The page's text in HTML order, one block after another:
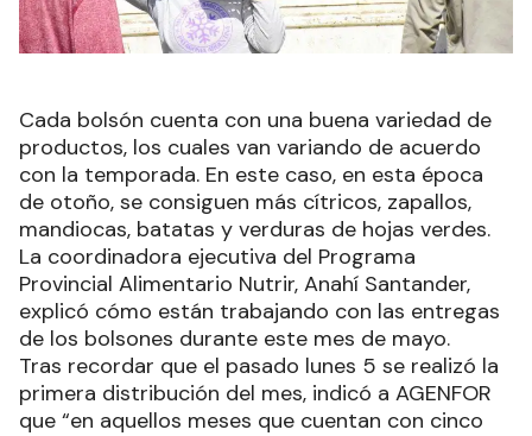
Cada bolsón cuenta con una buena variedad de
productos, los cuales van variando de acuerdo
con la temporada. En este caso, en esta época
de otoño, se consiguen más cítricos, zapallos,
mandiocas, batatas y verduras de hojas verdes.
La coordinadora ejecutiva del Programa
Provincial Alimentario Nutrir, Anahí Santander,
explicó cómo están trabajando con las entregas
de los bolsones durante este mes de mayo.
Tras recordar que el pasado lunes 5 se realizó la
primera distribución del mes, indicó a AGENFOR
que “en aquellos meses que cuentan con cinco